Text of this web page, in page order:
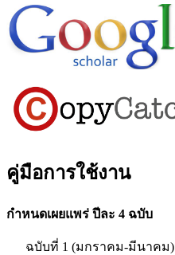
คู่มือการใช้งาน
กำหนดเผยแพร่ ปีละ 4 ฉบับ
ฉบับที่ 1 (มกราคม-มีนาคม)